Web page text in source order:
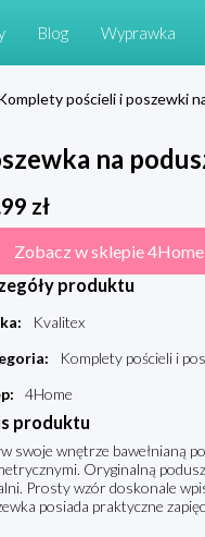
Blog Wyprawka
pościeli i poszewki
na
zł
Zobacz w sklepie 4Home
produktu
:
Kvalitex
:
Komplety pościeli i
: 4Home
produktu
swoje wnętrze bawełnianą
Oryginalną
Prosty wzór doskonale
posiada praktyczne